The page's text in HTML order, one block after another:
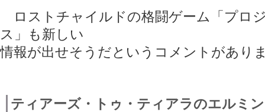
ロストチャイルドの格闘ゲーム「プロ
ス」も新しい
情報が出せそうだというコメントがあり
ティアーズ・トゥ・ティアラのエルミ